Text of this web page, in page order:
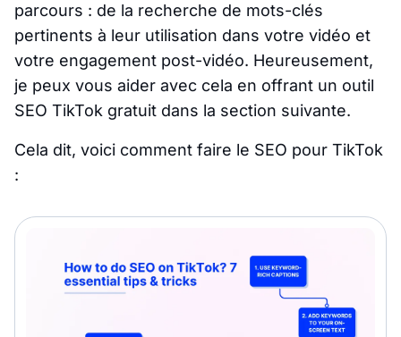
parcours : de la recherche de mots-clés
pertinents à leur utilisation dans votre vidéo et
votre engagement post-vidéo. Heureusement,
je peux vous aider avec cela en offrant un outil
SEO TikTok gratuit dans la section suivante.
Cela dit, voici comment faire le SEO pour TikTok
: